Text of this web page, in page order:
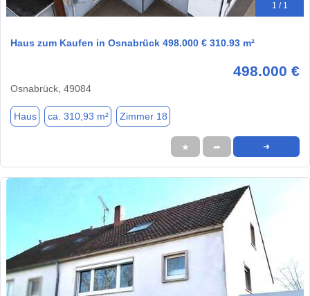
1 / 1
Haus zum Kaufen in Osnabrück 498.000 € 310.93 m²
498.000 €
Osnabrück, 49084
Haus ca. 310,93 m² Zimmer 18
★ ➦ ➜